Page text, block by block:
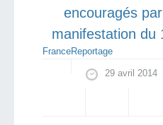
encouragés
manifestation du
FranceReportage
29 avril 2014